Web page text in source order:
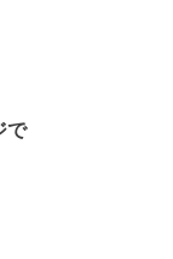
で